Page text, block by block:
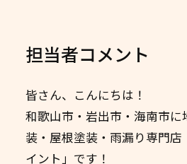
担当者コメント
皆さん、こんにちは！
和歌山市・岩出市・海南市に
装・屋根塗装・雨漏り専門店
イント」です！